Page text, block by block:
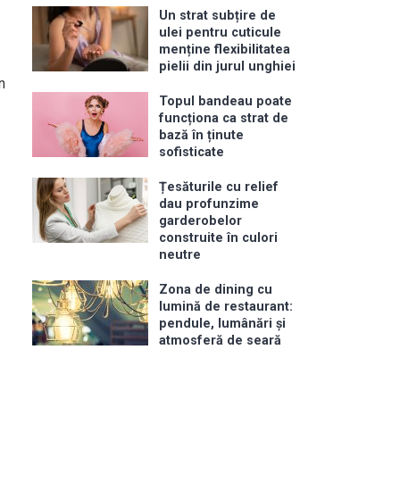
Un strat subțire de
ulei pentru cuticule
menține flexibilitatea
pielii din jurul unghiei
Topul bandeau poate
funcționa ca strat de
bază în ținute
sofisticate
Țesăturile cu relief
dau profunzime
garderobelor
construite în culori
neutre
Zona de dining cu
lumină de restaurant:
pendule, lumânări și
atmosferă de seară